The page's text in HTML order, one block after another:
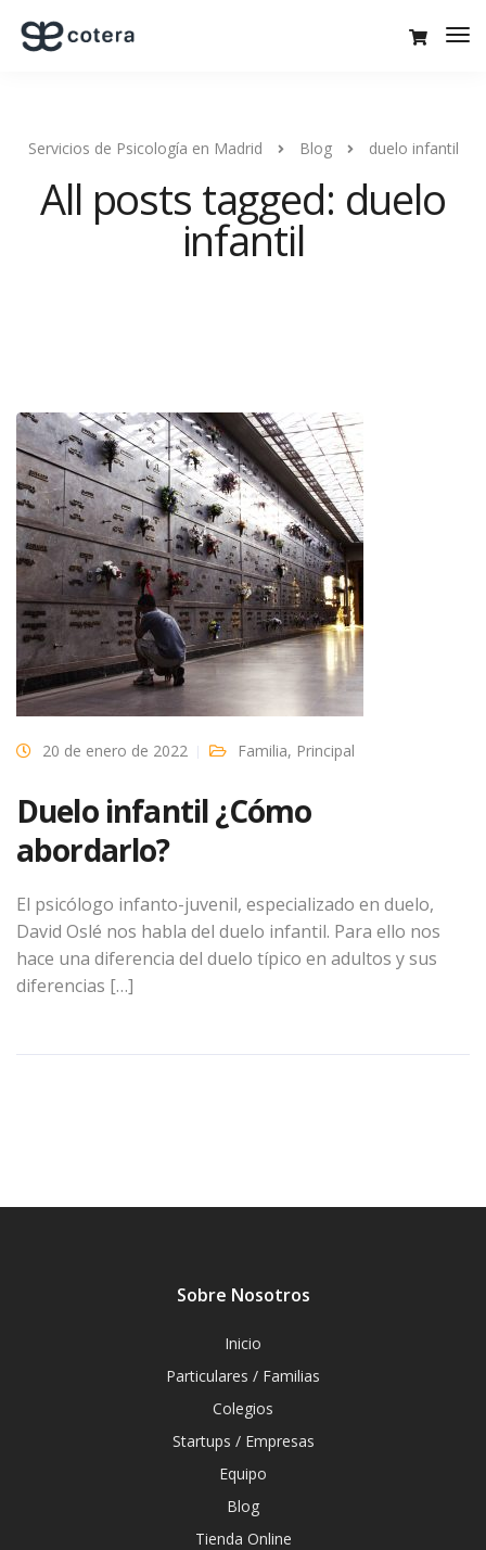
Servicios de Psicología en Madrid Blog duelo infantil
All posts tagged: duelo
infantil
20 de enero de 2022 Familia, Principal
Duelo infantil ¿Cómo
abordarlo?
El psicólogo infanto-juvenil, especializado en duelo,
David Oslé nos habla del duelo infantil. Para ello nos
hace una diferencia del duelo típico en adultos y sus
diferencias […]
Sobre Nosotros
Inicio
Particulares / Familias
Colegios
Startups / Empresas
Equipo
Blog
Tienda Online